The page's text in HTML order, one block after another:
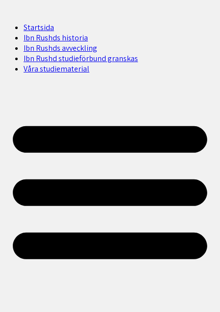
Startsida
Ibn Rushds historia
Ibn Rushds avveckling
Ibn Rushd studieförbund granskas​
Våra studiematerial